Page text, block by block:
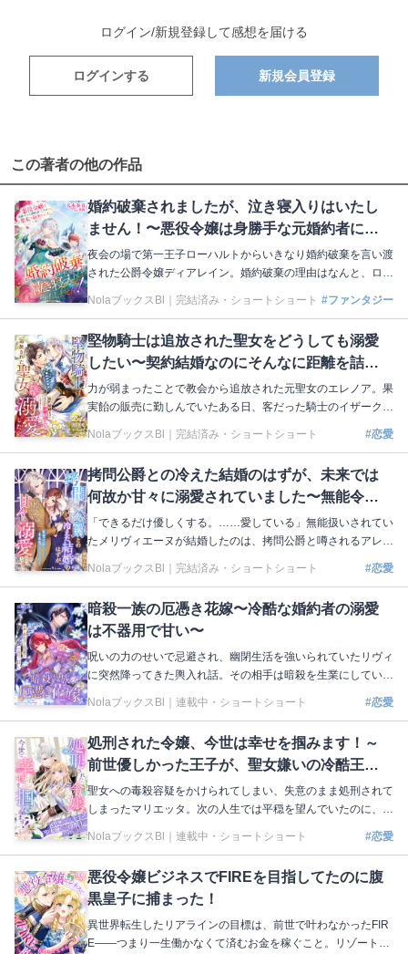
ログイン/新規登録して感想を届ける
ログインする 新規会員登録
この著者の他の作品
婚約破棄されましたが、泣き寝入りはいたし
ません！〜悪役令嬢は身勝手な元婚約者に囚
われた聖女を救出することにしました〜
夜会の場で第一王子ローハルトからいきなり婚約破棄を言い渡
された公爵令嬢ディアレイン。婚約破棄の理由はなんと、ロー
人がいる彼女はローハルトからの好意にとても困ってい
ハヅキを元の世界に帰すため、第一王女の補佐役であるエルデ
ィオと協力することに！ 甘い幻想に浸っている元婚約者の目
を覚まして差し上げましょう！ 著：天木奏音 イラスト：茲助
本編はこちら https://nola-novel.com/bloom/novels/9infac5wkd
NolaブックスBl｜ 完結済み・ショートショート #ファンタジー
堅物騎士は追放された聖女をどうしても溺愛
したい〜契約結婚なのにそんなに距離を詰め
ないでください！〜
力が弱まったことで教会から追放された元聖女のエレノア。果
実飴の販売に勤しんでいたある日、客だった騎士のイザークに
声をかけられた。教会に連れ戻されてしまうかも！ と恐れて
いたら……えっ、契約結婚するんですか!? 悪事を働く教会を
しく触れてくれるイザークに惹かれてしまいそうな心と葛藤し
ていたところ、彼の婚約者だと名乗る大聖女が現れて──!?
著：海空里和 イラスト：御子柴リョウ 本編はこちら https://no
la-novel.com/bloom/novels/7u6de65iui
NolaブックスBl｜ 完結済み・ショートショート #恋愛
拷問公爵との冷えた結婚のはずが、未来では
何故か甘々に溺愛されていました〜無能令嬢
でしたが未来視できたみたいです〜
「できるだけ優しくする。……愛している」無能扱いされてい
たメリヴィエーヌが結婚したのは、拷問公爵と噂されるアレッ
クス。これからに恐怖と不安を抱き母から受け継いでいた能力
で未来を見てみると、そこにはメリヴィエーヌに甘く愛を囁く
わずかな希望を頼りにアレックスとの距離を縮めようと試行錯
誤するメリヴィエーヌ。すると、次第に彼が隠していた本心が
見えてきて……⁉︎ 著：風和ふわ イラスト：鈴ノ助 本編はこち
ら https://nola-novel.com/bloom/novels/0feq5s3jylru
NolaブックスBl｜ 完結済み・ショートショート #恋愛
暗殺一族の厄憑き花嫁〜冷酷な婚約者の溺愛
は不器用で甘い〜
呪いの力のせいで忌避され、幽閉生活を強いられていたリヴィ
に突然降ってきた輿入れ話。その相手は暗殺を生業にしている
バルナベット家の嫡男アシェルだった。恐れと新たな生活への
僅かな期待を抱くも、アシェルはリヴィの存在自体を拒否して
悲壮な決意で行動を起こすことに。けれど、その後からなぜか
アシェルは毎日欠かさずリヴィの顔を見に来るようになっ
て……？ 著：三崎こはく イラスト：沖田ちゃとら 本編はこち
ら 上巻：https://nola-novel.com/bloom/novels/vyyg5rbf66 下
NolaブックスBl｜ 連載中・ショートショート #恋愛
処刑された令嬢、今世は幸せを掴みます！～
前世優しかった王子が、聖女嫌いの冷酷王に
なっていました～
聖女への毒殺容疑をかけられてしまい、失意のまま処刑されて
しまったマリエッタ。次の人生では平穏を望んでいたのに、同
じ国の伯爵令嬢マリーとして転生し、突然聖女の力が発覚して
しまった！ 王都に呼ばれ、前世で慕ってくれていた第二王子
冷徹な視線を向けてくる聖女嫌いになっていた！ だが、ヴィ
ンセントがマリエッタの無実のために調査していたと知り─
─!? 著：ミズメ イラスト：夏葉ジュン 本編はこちら https://nol
a-novel.com/bloom/novels/sqsysf6w5d
NolaブックスBl｜ 連載中・ショートショート #恋愛
悪役令嬢ビジネスでFIREを目指してたのに腹
黒皇子に捕まった！
異世界転生したリアラインの目標は、前世で叶わなかったFIR
E――つまり一生働かなくて済むお金を稼ぐこと。リゾートで